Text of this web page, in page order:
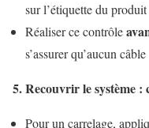
sur l’étiquette du
Réaliser ce contrôle
s’assurer qu’aucun
5. Recouvrir le système :
Pour un carrelage,